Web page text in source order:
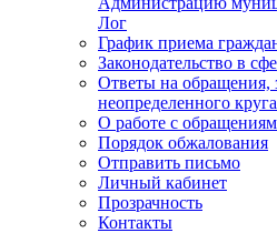
Лог
График приема
Законодательство в
Ответы на обращения,
неопределенного
О работе с
Порядок обжалования
Отправить письмо
Личный кабинет
Прозрачность
Контакты